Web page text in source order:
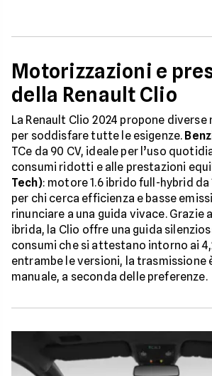
Motorizzazioni e
della Renault Clio
La Renault Clio 2024 propone
per soddisfare tutte le esigenze.
TCe da 90 CV, ideale per l’uso
consumi ridotti e alle prestazioni
Tech): motore 1.6 ibrido full-hybrid da
per chi cerca efficienza e basse
rinunciare a una guida vivace. Grazie
ibrida, la Clio offre una guida
consumi che si attestano intorno ai
entrambe le versioni, la trasmissione
manuale, a seconda delle preferenze.